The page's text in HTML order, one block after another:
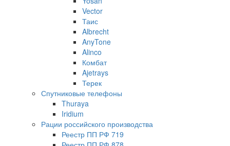
Vector
Таис
Albrecht
AnyTone
Alinco
Комбат
Ajetrays
Терек
Спутниковые телефоны
Thuraya
Iridium
Рации российского производства
Реестр ПП РФ 719